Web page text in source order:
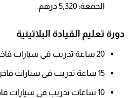
الجمعة: 5,320 درهم.
دورة تعليم القيادة البلاتينية
20 ساعة تدريب في سيارات فاخرة : 22,000 درهم.
15 ساعة تدريب في سيارات فاخرة : 18,000 درهم.
10 ساعات تدريب في سيارات فاخرة: 14,000 درهم.